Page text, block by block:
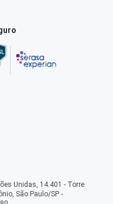
Unidas, 14.401 - Torre
São Paulo/SP -